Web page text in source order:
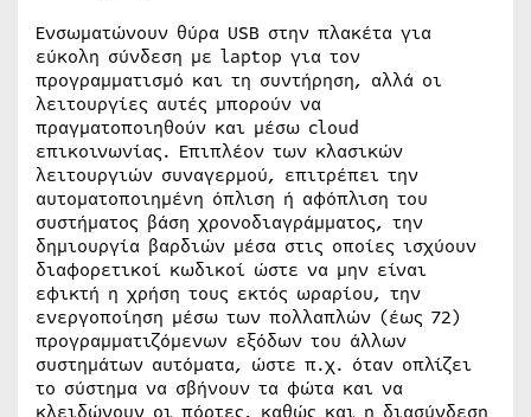
Ενσωματώνουν θύρα USB στην πλακέτα για
εύκολη σύνδεση με laptop για τον
προγραμματισμό και τη συντήρηση, αλλά οι
λειτουργίες αυτές μπορούν να
πραγματοποιηθούν και μέσω cloud
επικοινωνίας. Επιπλέον των κλασικών
λειτουργιών συναγερμού, επιτρέπει την
αυτοματοποιημένη όπλιση ή αφόπλιση του
συστήματος βάση χρονοδιαγράμματος, την
δημιουργία βαρδιών μέσα στις οποίες ισχύουν
διαφορετικοί κωδικοί ώστε να μην είναι
εφικτή η χρήση τους εκτός ωραρίου, την
ενεργοποίηση μέσω των πολλαπλών (έως 72)
προγραμματιζόμενων εξόδων του άλλων
συστημάτων αυτόματα, ώστε π.χ. όταν οπλίζει
το σύστημα να σβήνουν τα φώτα και να